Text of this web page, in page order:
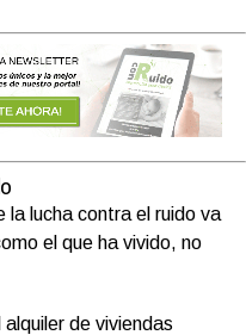
la lucha contra el ruido va
el que ha vivido, no
de viviendas